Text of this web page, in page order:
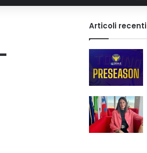
Articoli recenti